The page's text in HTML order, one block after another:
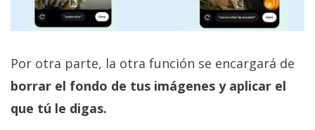
Por otra parte, la otra función se encargará de
borrar el fondo de tus imágenes y aplicar el
que tú le digas.